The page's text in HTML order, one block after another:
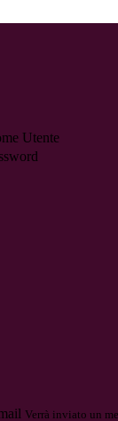
Utente
Verrà inviato un